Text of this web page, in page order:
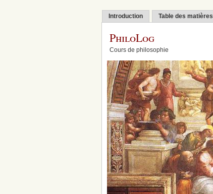
Introduction Table des matières
PhiloLog
Cours de philosophie